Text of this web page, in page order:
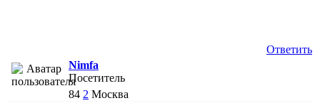
Ответить
Nimfa
Посетитель
84 2 Москва